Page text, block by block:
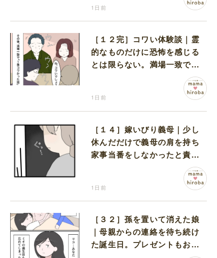
1日前
［１２完］コワい体験談｜霊
的なものだけに恐怖を感じる
とは限らない。満場一致でコ
ワいと認定された意外な体験
1日前
［１４］嫁いびり義母｜少し
休んだだけで義母の肩を持ち
家事当番をしなかったと責め
1日前
［３２］孫を置いて消えた娘
｜母親からの連絡を待ち続け
た誕生日。プレゼントもお祝